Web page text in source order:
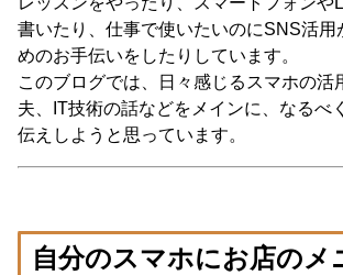
書いたり、仕事で使いたいのにSNS活用
めのお手伝いをしたりしています。
このブログでは、日々感じるスマホの活
夫、IT技術の話などをメインに、なるべ
伝えしようと思っています。
自分のスマホにお店のメ